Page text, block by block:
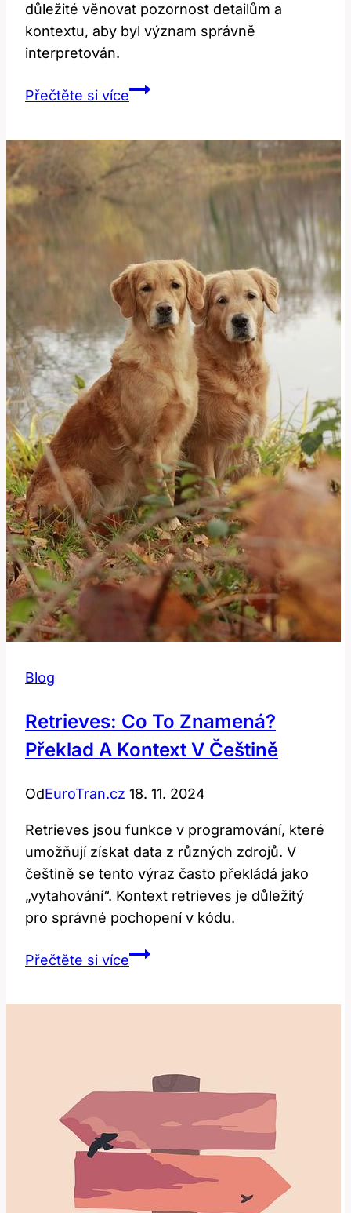
důležité věnovat pozornost detailům a
kontextu, aby byl význam správně
interpretován.
Přečtěte si víceApplication:
Význam
Českém
Blog
Retrieves: Co To Znamená?
Překlad A Kontext V Češtině
OdEuroTran.cz 18. 11. 2024
Retrieves jsou funkce v programování, které
umožňují získat data z různých zdrojů. V
češtině se tento výraz často překládá jako
„vytahování“. Kontext retrieves je důležitý
pro správné pochopení v kódu.
Přečtěte si víceRetrieves:
kontext
češtině